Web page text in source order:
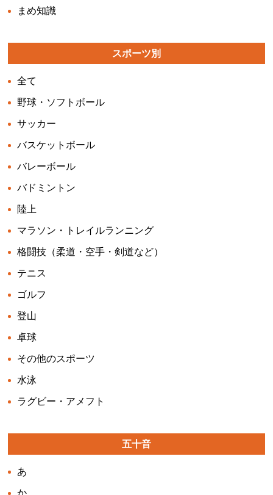
まめ知識
スポーツ別
全て
野球・ソフトボール
サッカー
バスケットボール
バレーボール
バドミントン
陸上
マラソン・トレイルランニング
格闘技（柔道・空手・剣道など）
テニス
ゴルフ
登山
卓球
その他のスポーツ
水泳
ラグビー・アメフト
五十音
あ